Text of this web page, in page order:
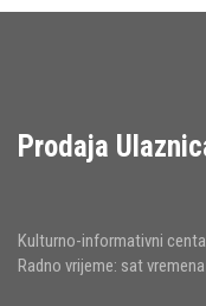
Prodaja
Kulturno-informativni
Radno vrijeme: sat